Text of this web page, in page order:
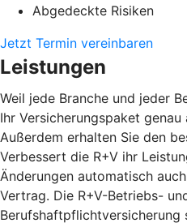
Abgedeckte Risiken
Jetzt Termin vereinbaren
Leistungen
Weil jede Branche und jeder
Ihr Versicherungspaket
Außerdem erhalten Sie den
Verbessert die R+V ihr
Änderungen automatisch
Vertrag. Die R+V-Betriebs-